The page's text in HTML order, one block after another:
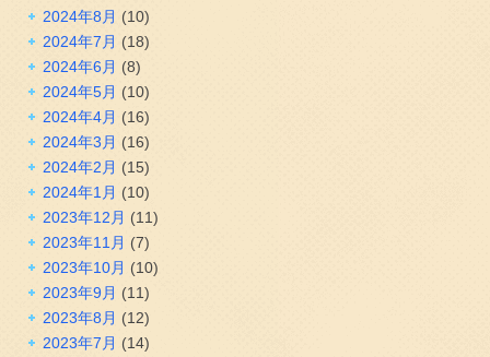
2024年8月 (10)
2024年7月 (18)
2024年6月 (8)
2024年5月 (10)
2024年4月 (16)
2024年3月 (16)
2024年2月 (15)
2024年1月 (10)
2023年12月 (11)
2023年11月 (7)
2023年10月 (10)
2023年9月 (11)
2023年8月 (12)
2023年7月 (14)